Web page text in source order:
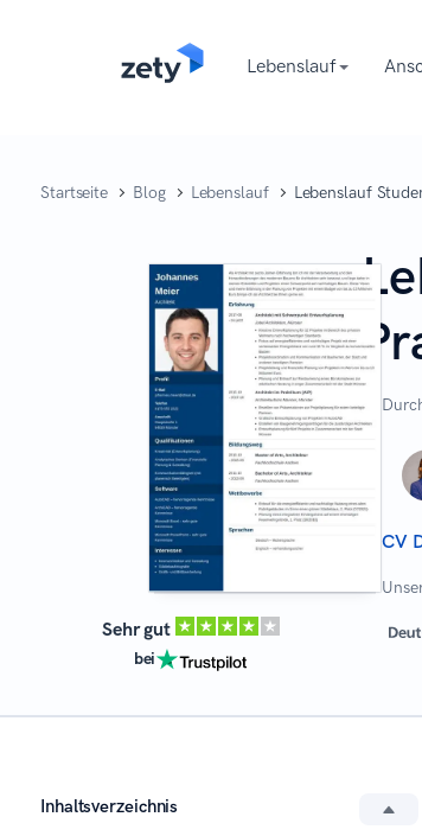
Lebenslauf
Startseite Blog Lebenslauf Lebenslauf
Sehr gut
bei
CV
Inhaltsverzeichnis